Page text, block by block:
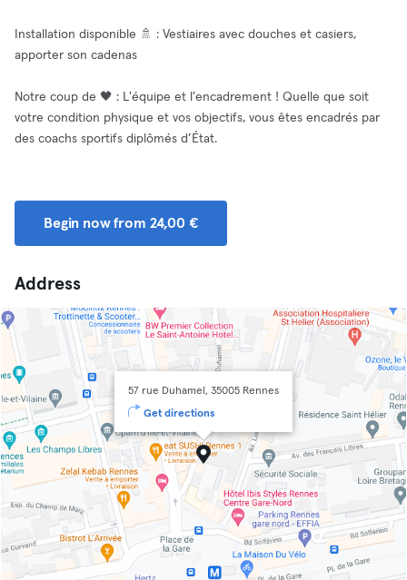
Installation disponible 🚿 : Vestiaires avec douches et casiers,
apporter son cadenas
Notre coup de 🖤 : L'équipe et l'encadrement ! Quelle que soit
votre condition physique et vos objectifs, vous êtes encadrés par
des coachs sportifs diplômés d’État.
Begin now from 24,00 €
Address
57 rue Duhamel, 35005 Rennes
Get directions